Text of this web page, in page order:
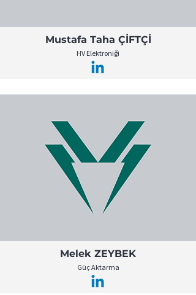
Mustafa Taha ÇİFTÇİ
HV Elektroniği
Melek ZEYBEK
Güç Aktarma